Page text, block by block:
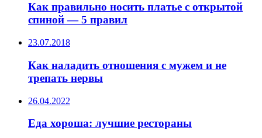
Как правильно носить платье с открытой
спиной — 5 правил
23.07.2018
Как наладить отношения с мужем и не
трепать нервы
26.04.2022
Еда хороша: лучшие рестораны